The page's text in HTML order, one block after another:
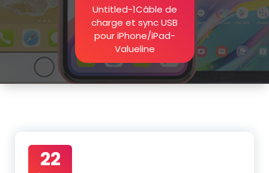
Untitled-1Câble de
charge et sync USB
pour iPhone/iPad-
Valueline
22